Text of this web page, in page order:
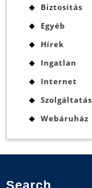
Biztosítás
Egyéb
Hírek
Ingatlan
Internet
Szolgáltatás
Webáruház
Search